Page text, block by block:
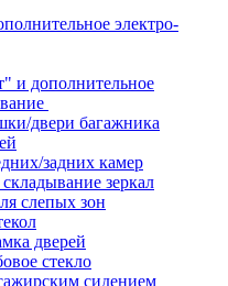
электро-
и дополнительное
двери багажника
задних камер
зеркал
слепых зон
дверей
стекло
сидением